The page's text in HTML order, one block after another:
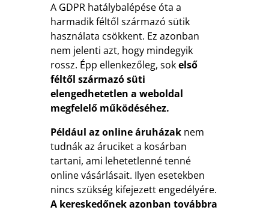
A GDPR hatálybalépése óta a
harmadik féltől származó sütik
használata csökkent. Ez azonban
nem jelenti azt, hogy mindegyik
rossz. Épp ellenkezőleg, sokelső
féltől származó süti
elengedhetetlen a weboldal
megfelelő működéséhez.
Például az online áruházak nem
tudnák az áruciket a kosárban
tartani, ami lehetetlenné tenné
online vásárlásait. Ilyen esetekben
nincs szükség kifejezett engedélyére.
A kereskedőnek azonban továbbra